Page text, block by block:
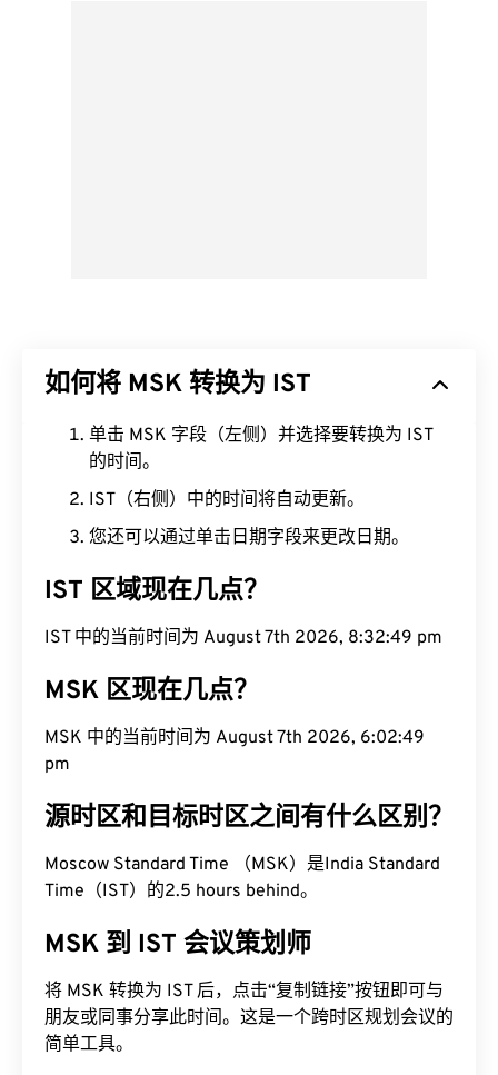
如何将 MSK 转换为 IST
单击 MSK 字段（左侧）并选择要转换为 IST
的时间。
IST（右侧）中的时间将自动更新。
您还可以通过单击日期字段来更改日期。
IST 区域现在几点？
IST 中的当前时间为 August 7th 2026, 8:32:49 pm
MSK 区现在几点？
MSK 中的当前时间为 August 7th 2026, 6:02:49
pm
源时区和目标时区之间有什么区别？
Moscow Standard Time （MSK）是India Standard
Time（IST）的2.5 hours behind。
MSK 到 IST 会议策划师
将 MSK 转换为 IST 后，点击“复制链接”按钮即可与
朋友或同事分享此时间。这是一个跨时区规划会议的
简单工具。